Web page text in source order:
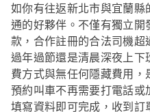
如你有往返新北市與宜蘭
通的好夥伴。不僅有獨立
款，合作註冊的合法司機
過年過節還是清晨深夜上
費方式與無任何隱藏費用
預約叫車不再需要打電話
填寫資料即可完成，收到